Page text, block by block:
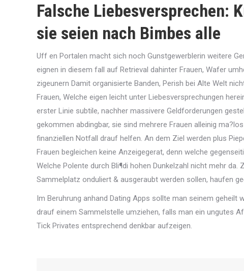
Falsche Liebesversprechen:
sie seien nach Bimbes alle
Uff en Portalen macht sich noch Gunstgewerblerin weitere
eignen in diesem fall auf Retrieval dahinter Frauen, Wafer
zigeunern Damit organisierte Banden, Perish bei Alte Welt
Frauen, Welche eigen leicht unter Liebesversprechungen
erster Linie subtile, nachher massivere Geldforderungen
gekommen abdingbar, sie sind mehrere Frauen alleinig
finanziellen Notfall drauf helfen. An dem Ziel werden plus
Frauen begleichen keine Anzeigegerat, denn welche
Welche Polente durch Bli¶di hohen Dunkelzahl nicht mehr
Sammelplatz onduliert & ausgeraubt werden sollen, haufen
Im Beruhrung anhand Dating Apps sollte man seinem
drauf einem Sammelstelle umziehen, falls man ein ungutes
Tick Privates entsprechend denkbar aufzeigen.